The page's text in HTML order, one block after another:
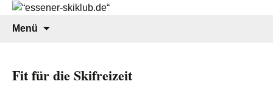
seit 1908
Menü
Fit für die Skifreizeit